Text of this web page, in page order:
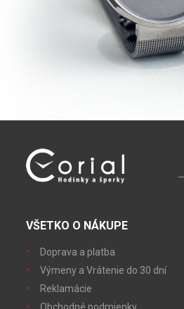
VŠETKO O NÁKUPE
Doprava a platba
Výmeny a Vrátenie do 30 dní
Reklamácie
Obchodné podmienky